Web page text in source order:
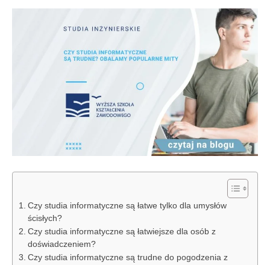
Czy studia informatyczne są łatwe tylko dla umysłów
ścisłych?
Czy studia informatyczne są łatwiejsze dla osób z
doświadczeniem?
Czy studia informatyczne są trudne do pogodzenia z